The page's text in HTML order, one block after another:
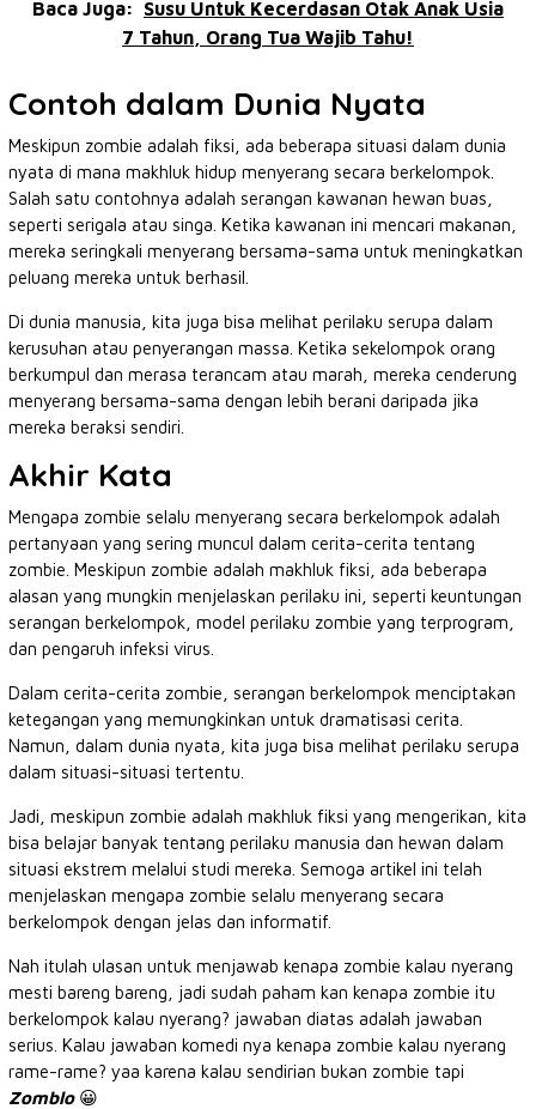
Baca Juga:
Susu Untuk Kecerdasan Otak Anak Usia
7 Tahun, Orang Tua Wajib Tahu!
Contoh dalam Dunia Nyata
Meskipun zombie adalah fiksi, ada beberapa situasi dalam dunia
nyata di mana makhluk hidup menyerang secara berkelompok.
Salah satu contohnya adalah serangan kawanan hewan buas,
seperti serigala atau singa. Ketika kawanan ini mencari makanan,
mereka seringkali menyerang bersama-sama untuk meningkatkan
peluang mereka untuk berhasil.
Di dunia manusia, kita juga bisa melihat perilaku serupa dalam
kerusuhan atau penyerangan massa. Ketika sekelompok orang
berkumpul dan merasa terancam atau marah, mereka cenderung
menyerang bersama-sama dengan lebih berani daripada jika
mereka beraksi sendiri.
Akhir Kata
Mengapa zombie selalu menyerang secara berkelompok adalah
pertanyaan yang sering muncul dalam cerita-cerita tentang
zombie. Meskipun zombie adalah makhluk fiksi, ada beberapa
alasan yang mungkin menjelaskan perilaku ini, seperti keuntungan
serangan berkelompok, model perilaku zombie yang terprogram,
dan pengaruh infeksi virus.
Dalam cerita-cerita zombie, serangan berkelompok menciptakan
ketegangan yang memungkinkan untuk dramatisasi cerita.
Namun, dalam dunia nyata, kita juga bisa melihat perilaku serupa
dalam situasi-situasi tertentu.
Jadi, meskipun zombie adalah makhluk fiksi yang mengerikan, kita
bisa belajar banyak tentang perilaku manusia dan hewan dalam
situasi ekstrem melalui studi mereka. Semoga artikel ini telah
menjelaskan mengapa zombie selalu menyerang secara
berkelompok dengan jelas dan informatif.
Nah itulah ulasan untuk menjawab kenapa zombie kalau nyerang
mesti bareng bareng, jadi sudah paham kan kenapa zombie itu
berkelompok kalau nyerang? jawaban diatas adalah jawaban
serius. Kalau jawaban komedi nya kenapa zombie kalau nyerang
rame-rame? yaa karena kalau sendirian bukan zombie tapi
Zomblo 😀